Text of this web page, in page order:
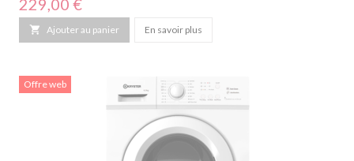
229,00 €
 Ajouter au panier En savoir plus
Offre web